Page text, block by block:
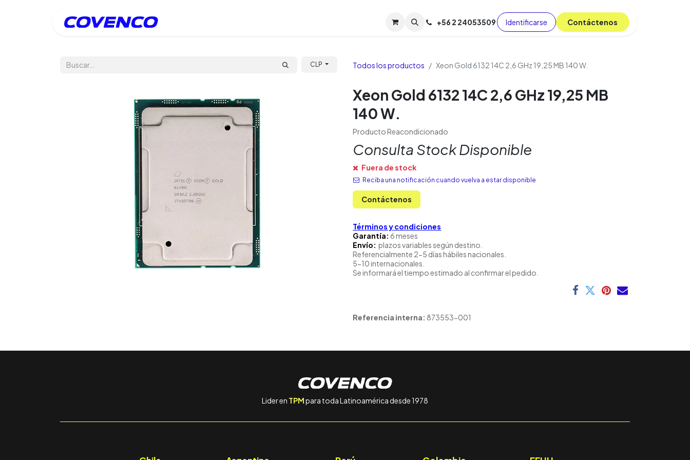
Soporte TPM (CL) Tienda Cursos Blog
+56 2 24053509 Identificarse C​​​​ont​​​​áct​​​​​​en​​​​​​os
CLP Todos los productos Xeon Gold 6132 14C 2,6 GHz 19,25 MB 140 W.
Xeon Gold 6132 14C 2,6 GHz 19,25 MB
140 W.
Producto Reacondicionado
Consulta Stock Disponible
Fuera de stock
Reciba una notificación cuando vuelva a estar disponible
Contáctenos
Términos y condiciones
Garantía: 6 meses
Envío: plazos variables según destino.
Referencialmente 2-5 días hábiles nacionales.
5-10 internacionales.
Se informará el tiempo estimado al confirmar el pedido.
Referencia interna: 873553-001
Lider en TPMpara toda Latinoamérica desde 1978